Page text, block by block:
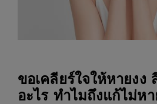
ขอเคลียร์ใจให้หายงง
อะไร ทำไมถึงแก้ไม่ห